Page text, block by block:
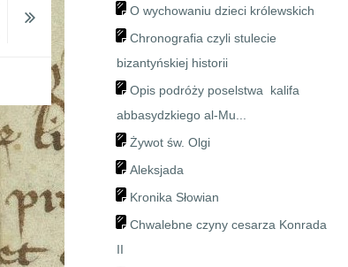
O wychowaniu dzieci królewskich
Chronografia czyli stulecie
bizantyńskiej historii
Opis podróży poselstwa kalifa
abbasydzkiego al-Mu...
Żywot św. Olgi
Aleksjada
Kronika Słowian
Chwalebne czyny cesarza Konrada
II